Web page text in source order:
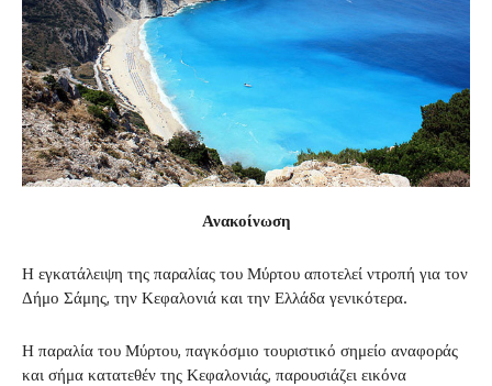
Ανακοίνωση
Η εγκατάλειψη της παραλίας του Μύρτου αποτελεί ντροπή για τον
Δήμο Σάμης, την Κεφαλονιά και την Ελλάδα γενικότερα.
Η παραλία του Μύρτου, παγκόσμιο τουριστικό σημείο αναφοράς
και σήμα κατατεθέν της Κεφαλονιάς, παρουσιάζει εικόνα